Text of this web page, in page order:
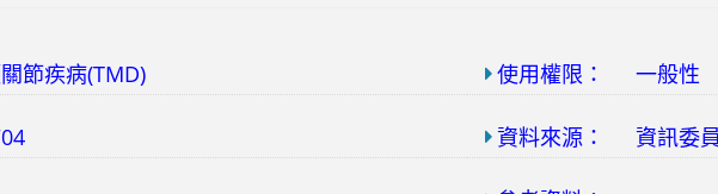
節疾病(TMD) 使用權限： 一般性
資料來源： 資訊委